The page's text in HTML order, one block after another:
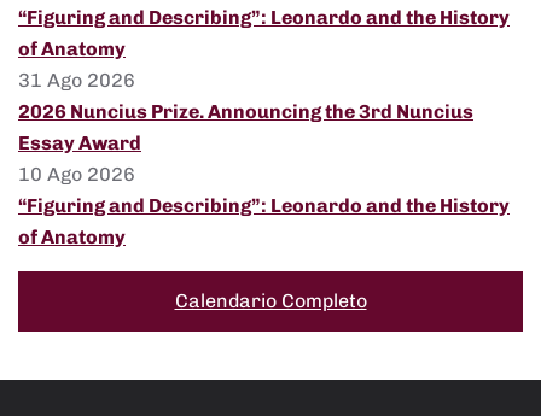
“Figuring and Describing”: Leonardo and the History
of Anatomy
31 Ago 2026
2026 Nuncius Prize. Announcing the 3rd Nuncius
Essay Award
10 Ago 2026
“Figuring and Describing”: Leonardo and the History
of Anatomy
Calendario Completo